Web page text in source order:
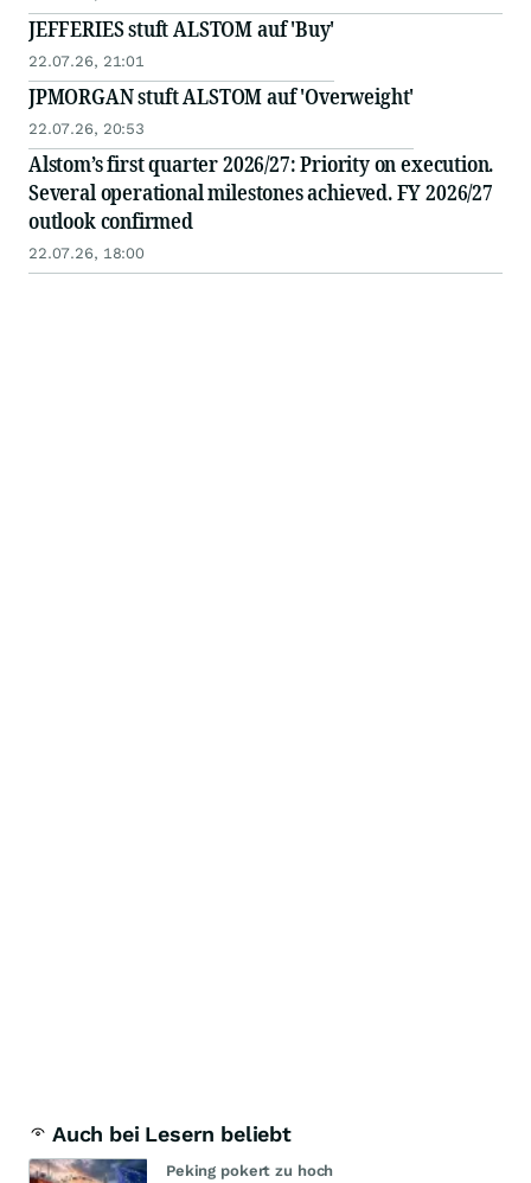
JEFFERIES stuft ALSTOM auf 'Buy'
22.07.26, 21:01
JPMORGAN stuft ALSTOM auf 'Overweight'
22.07.26, 20:53
Alstom’s first quarter 2026/27: Priority on execution.
Several operational milestones achieved. FY 2026/27
outlook confirmed
22.07.26, 18:00
Auch bei Lesern beliebt
Peking pokert zu hoch